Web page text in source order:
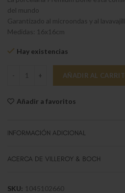
del mundo
Garantizado al microondas y al
Medidas: 16x16cm
Hay existencias
Modern Grace Pl.fruta/queso/
AÑADIR AL
Añadir a favoritos
INFORMACIÓN ADICIONAL
ACERCA DE VILLEROY & BOCH
SKU: 1045102660